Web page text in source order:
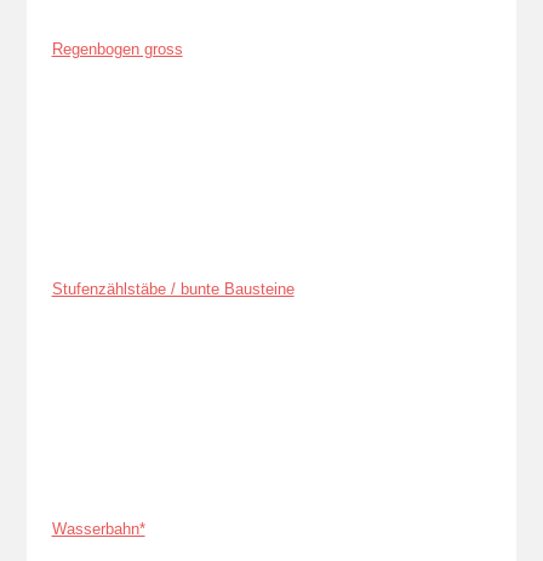
Regenbogen gross
Stufenzählstäbe / bunte Bausteine
Wasserbahn*